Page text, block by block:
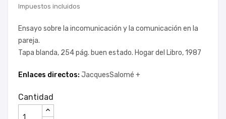
Impuestos incluidos
Ensayo sobre la incomunicación y la comunicación en la
pareja.
Tapa blanda, 254 pág. buen estado. Hogar del Libro, 1987
Enlaces directos: JacquesSalomé +
Cantidad